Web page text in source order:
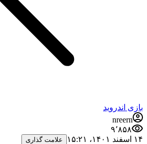
بازی اندروید
nreern
۹٬۸۵۸
۱۴ اسفند ۱۴۰۱،‏ ۱۵:۲۱
علامت گذاری